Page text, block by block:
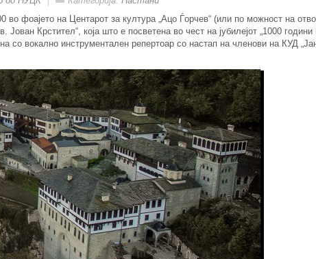
во фоајето на Центарот за култура „Ацо Ѓорчев“ (или по можност на
Крстител“, која што е посветена во чест на јубилејот „1000
со вокално инструментален репертоар со настап на членови на КУД